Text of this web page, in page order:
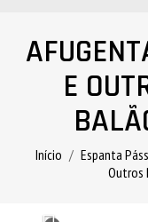
E
Início Espanta
Outros